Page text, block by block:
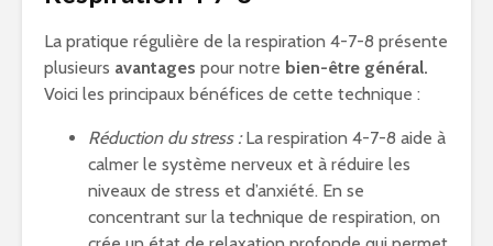
La pratique régulière de la respiration 4-7-8 présente
plusieurs avantages pour notre bien-être général.
Voici les principaux bénéfices de cette technique :
Réduction du stress :La respiration 4-7-8 aide à
calmer le système nerveux et à réduire les
niveaux de stress et d’anxiété. En se
concentrant sur la technique de respiration, on